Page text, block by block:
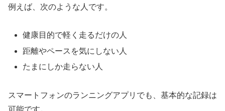
例えば、次のような人です。
健康目的で軽く走るだけの人
距離やペースを気にしない人
たまにしか走らない人
スマートフォンのランニングアプリでも、基本的な記録は
可能です。